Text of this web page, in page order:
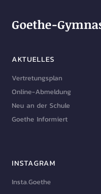
Goethe-
AKTUELLES
Vertretungsplan
Online-Abmeldung
Neu an der Schule
Goethe Informiert
INSTAGRAM
Insta.Goethe